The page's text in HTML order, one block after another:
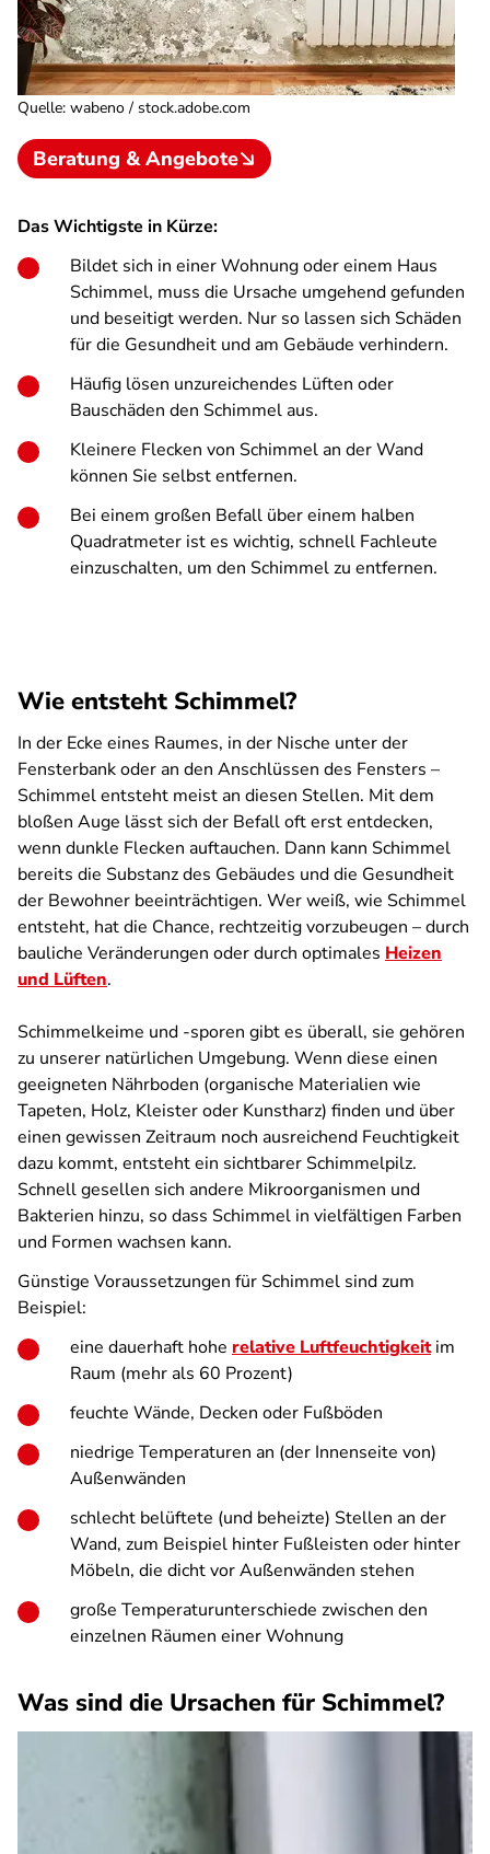
Quelle: wabeno / stock.adobe.com
Beratung & Angebote
Das Wichtigste in Kürze:
Bildet sich in einer Wohnung oder einem Haus
Schimmel, muss die Ursache umgehend gefunden
und beseitigt werden. Nur so lassen sich Schäden
für die Gesundheit und am Gebäude verhindern.
Häufig lösen unzureichendes Lüften oder
Bauschäden den Schimmel aus.
Kleinere Flecken von Schimmel an der Wand
können Sie selbst entfernen.
Bei einem großen Befall über einem halben
Quadratmeter ist es wichtig, schnell Fachleute
einzuschalten, um den Schimmel zu entfernen.
Wie entsteht Schimmel?
In der Ecke eines Raumes, in der Nische unter der
Fensterbank oder an den Anschlüssen des Fensters –
Schimmel entsteht meist an diesen Stellen. Mit dem
bloßen Auge lässt sich der Befall oft erst entdecken,
wenn dunkle Flecken auftauchen. Dann kann Schimmel
bereits die Substanz des Gebäudes und die Gesundheit
der Bewohner beeinträchtigen. Wer weiß, wie Schimmel
entsteht, hat die Chance, rechtzeitig vorzubeugen – durch
bauliche Veränderungen oder durch optimales Heizen
und Lüften.
Schimmelkeime und -sporen gibt es überall, sie gehören
zu unserer natürlichen Umgebung. Wenn diese einen
geeigneten Nährboden (organische Materialien wie
Tapeten, Holz, Kleister oder Kunstharz) finden und über
einen gewissen Zeitraum noch ausreichend Feuchtigkeit
dazu kommt, entsteht ein sichtbarer Schimmelpilz.
Schnell gesellen sich andere Mikroorganismen und
Bakterien hinzu, so dass Schimmel in vielfältigen Farben
und Formen wachsen kann.
Günstige Voraussetzungen für Schimmel sind zum
Beispiel:
eine dauerhaft hohe relative Luftfeuchtigkeitim
Raum (mehr als 60 Prozent)
feuchte Wände, Decken oder Fußböden
niedrige Temperaturen an (der Innenseite von)
Außenwänden
schlecht belüftete (und beheizte) Stellen an der
Wand, zum Beispiel hinter Fußleisten oder hinter
Möbeln, die dicht vor Außenwänden stehen
große Temperaturunterschiede zwischen den
einzelnen Räumen einer Wohnung
Was sind die Ursachen für Schimmel?